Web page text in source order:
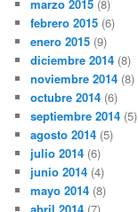
marzo 2015 (8)
febrero 2015 (6)
enero 2015 (9)
diciembre 2014 (8)
noviembre 2014 (8)
octubre 2014 (6)
septiembre 2014 (5)
agosto 2014 (5)
julio 2014 (6)
junio 2014 (4)
mayo 2014 (8)